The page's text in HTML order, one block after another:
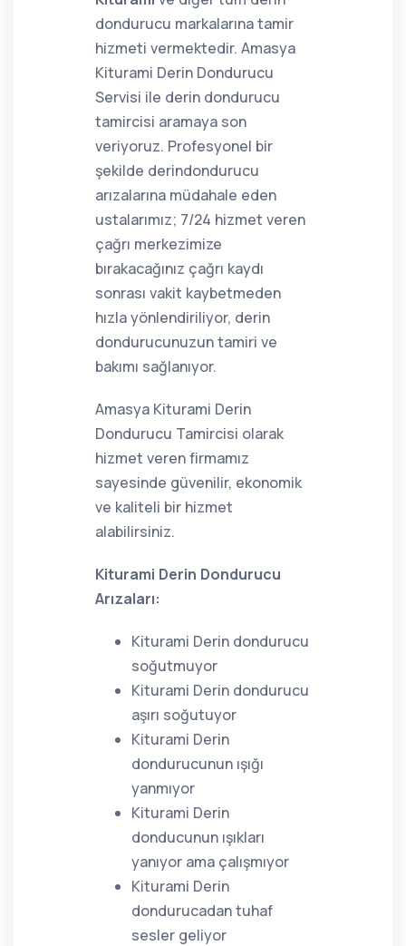
dondurucu markalarına tamir
hizmeti vermektedir. Amasya
Kiturami Derin Dondurucu
Servisi ile derin dondurucu
tamircisi aramaya son
veriyoruz. Profesyonel bir
şekilde derindondurucu
arızalarına müdahale eden
ustalarımız; 7/24 hizmet veren
çağrı merkezimize
bırakacağınız çağrı kaydı
sonrası vakit kaybetmeden
hızla yönlendiriliyor, derin
dondurucunuzun tamiri ve
bakımı sağlanıyor.
Amasya Kiturami Derin
Dondurucu Tamircisi olarak
hizmet veren firmamız
sayesinde güvenilir, ekonomik
ve kaliteli bir hizmet
alabilirsiniz.
Kiturami Derin Dondurucu
Arızaları:
Kiturami Derin dondurucu
soğutmuyor
Kiturami Derin dondurucu
aşırı soğutuyor
Kiturami Derin
dondurucunun ışığı
yanmıyor
Kiturami Derin
donducunun ışıkları
yanıyor ama çalışmıyor
Kiturami Derin
dondurucadan tuhaf
sesler geliyor